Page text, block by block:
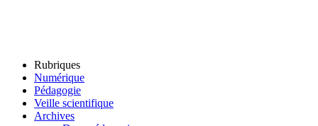
Rubriques
Numérique
Pédagogie
Veille scientifique
Archives